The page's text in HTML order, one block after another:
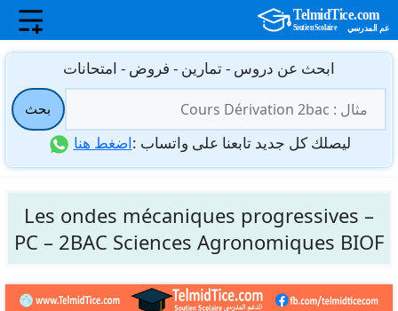
انتقل
المحتوى
ابحث عن دروس - تمارين - فروض - امتحانات
عن:
بحث
ليصلك كل جديد تابعنا على واتساب :اضغط هنا
Les ondes mécaniques progressives –
PC – 2BAC Sciences Agronomiques BIOF